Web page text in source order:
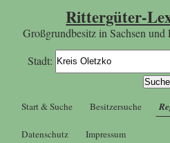
Rittergüter-
Großgrundbesitz in Sachsen und
Stadt:
Start & Suche Besitzersuche
Datenschutz Impressum